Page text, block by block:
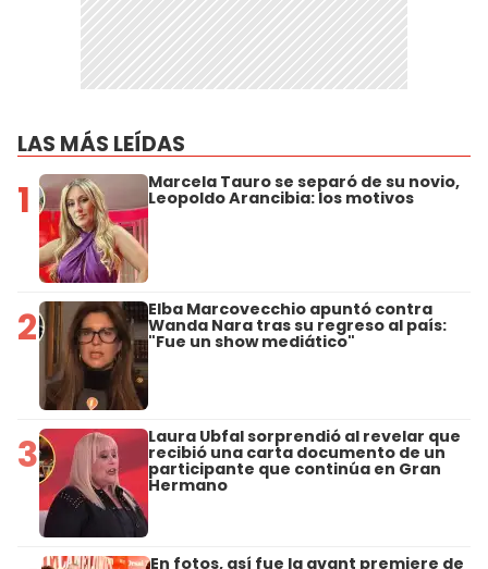
LAS MÁS LEÍDAS
1 Marcela Tauro se separó de su novio,
Leopoldo Arancibia: los motivos
2 Elba Marcovecchio apuntó contra
Wanda Nara tras su regreso al país:
"Fue un show mediático"
3 Laura Ubfal sorprendió al revelar que
recibió una carta documento de un
participante que continúa en Gran
Hermano
En fotos, así fue la avant premiere de